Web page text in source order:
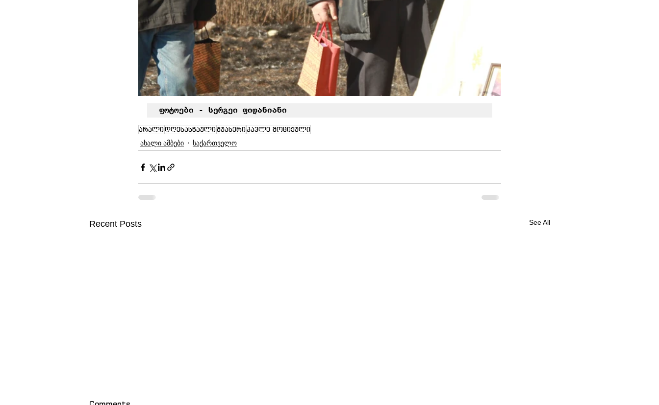
ფოტოები - სერგეი ფიდანიანი
არალიდღესასწაულიშუასერიპავლე მოციქული
ახალი ამბები საქართველო
Recent Posts See All